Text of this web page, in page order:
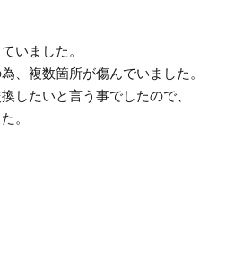
いました。
、複数箇所が傷んでいました。
したいと言う事でしたので、
。